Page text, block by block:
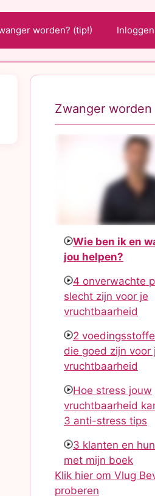
worden? (tip!) Inloggen
Zwanger
Wie ben ik en
jou helpen?
4 onverwachte
slecht zijn voor je
vruchtbaarheid
2
die goed zijn voor
vruchtbaarheid
Hoe stress jouw
vruchtbaarheid
3 anti-stress tips
3 klanten en
met mijn boek
Klik hier om Vlug
proberen